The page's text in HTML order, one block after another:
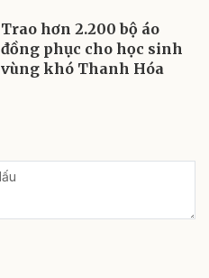
Trao hơn 2.200 bộ áo
đồng phục cho học sinh
vùng khó Thanh Hóa